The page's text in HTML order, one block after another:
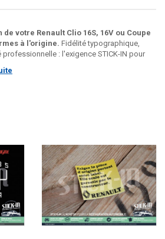
votre Renault Clio 16S, 16V ou Coupe
à l'origine. Fidélité typographique,
: l'exigence STICK-IN pour